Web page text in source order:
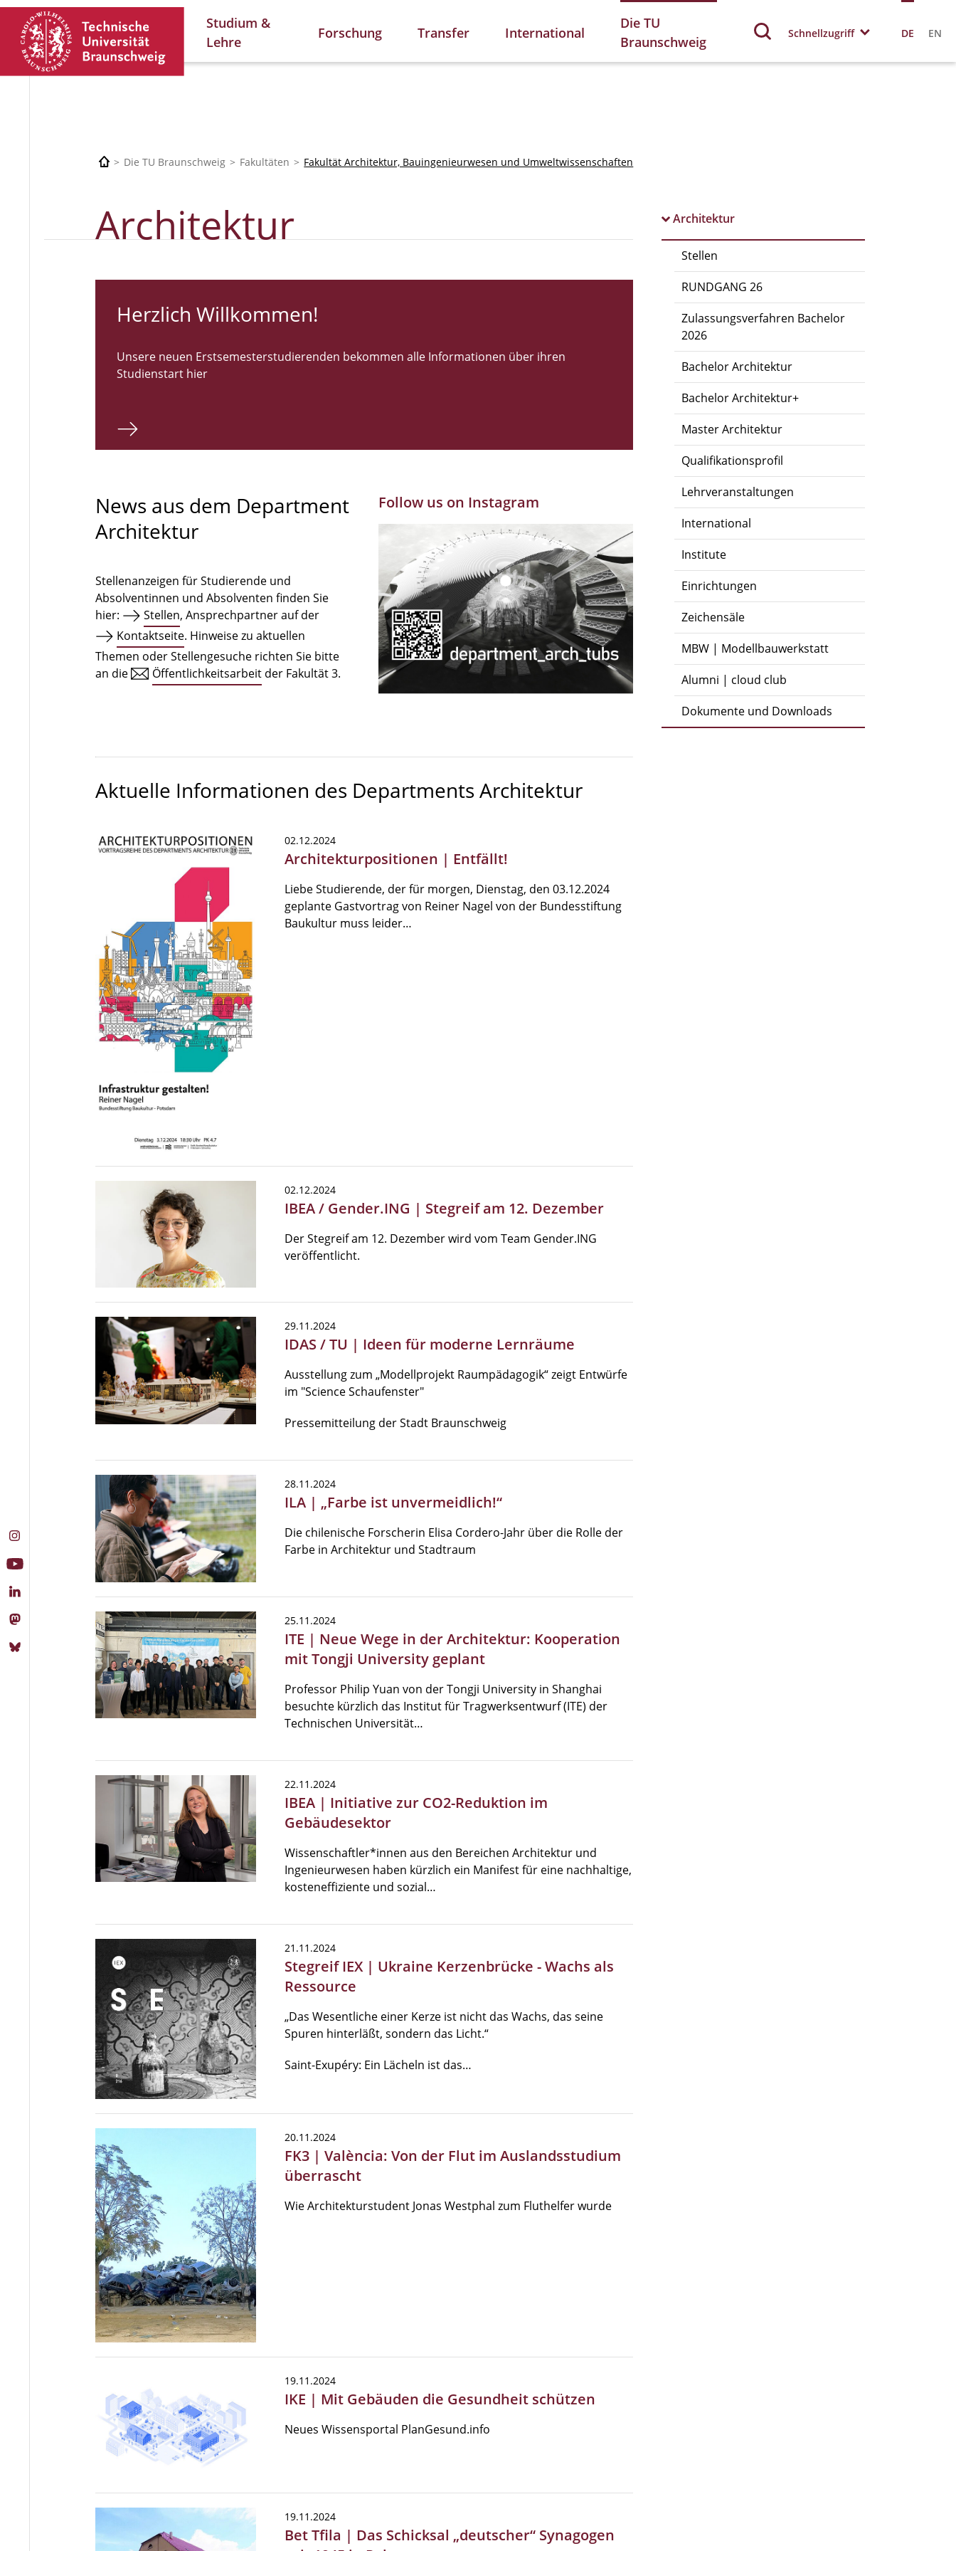
Studium &
Lehre
Forschung Transfer International
Die TU
Braunschweig
Schnellzugriff DE EN
Die TU Braunschweig Fakultäten Fakultät Architektur, Bauingenieurwesen und Umweltwissenschaften
Architektur
Stellen
RUNDGANG 26
Zulassungsverfahren Bachelor
2026
Bachelor Architektur
Bachelor Architektur+
Master Architektur
Qualifikationsprofil
Lehrveranstaltungen
International
Institute
Einrichtungen
Zeichensäle
MBW | Modellbauwerkstatt
Alumni | cloud club
Dokumente und Downloads
Architektur
Herzlich Willkommen!
Unsere neuen Erstsemesterstudierenden bekommen alle Informationen über ihren
Studienstart hier
News aus dem Department
Architektur
Stellenanzeigen für Studierende und
Absolventinnen und Absolventen finden Sie
hier:
Stellen, Ansprechpartner auf der
Kontaktseite. Hinweise zu aktuellen
Themen oder Stellengesuche richten Sie bitte
an die
Öffentlichkeitsarbeit der Fakultät 3.
Follow us on Instagram
Aktuelle Informationen des Departments Architektur
02.12.2024
Architekturpositionen | Entfällt!
Liebe Studierende, der für morgen, Dienstag, den 03.12.2024
geplante Gastvortrag von Reiner Nagel von der Bundesstiftung
Baukultur muss leider…
02.12.2024
IBEA / Gender.ING | Stegreif am 12. Dezember
Der Stegreif am 12. Dezember wird vom Team Gender.ING
veröffentlicht.
29.11.2024
IDAS / TU | Ideen für moderne Lernräume
Ausstellung zum „Modellprojekt Raumpädagogik“ zeigt Entwürfe
im "Science Schaufenster"
Pressemitteilung der Stadt Braunschweig
28.11.2024
ILA | „Farbe ist unvermeidlich!“
Die chilenische Forscherin Elisa Cordero-Jahr über die Rolle der
Farbe in Architektur und Stadtraum
25.11.2024
ITE | Neue Wege in der Architektur: Kooperation
mit Tongji University geplant
Professor Philip Yuan von der Tongji University in Shanghai
besuchte kürzlich das Institut für Tragwerksentwurf (ITE) der
Technischen Universität…
22.11.2024
IBEA | Initiative zur CO2-Reduktion im
Gebäudesektor
Wissenschaftler*innen aus den Bereichen Architektur und
Ingenieurwesen haben kürzlich ein Manifest für eine nachhaltige,
kosteneffiziente und sozial…
21.11.2024
Stegreif IEX | Ukraine Kerzenbrücke - Wachs als
Ressource
„Das Wesentliche einer Kerze ist nicht das Wachs, das seine
Spuren hinterläßt, sondern das Licht.“
Saint-Exupéry: Ein Lächeln ist das…
20.11.2024
FK3 | València: Von der Flut im Auslandsstudium
überrascht
Wie Architekturstudent Jonas Westphal zum Fluthelfer wurde
19.11.2024
IKE | Mit Gebäuden die Gesundheit schützen
Neues Wissensportal PlanGesund.info
19.11.2024
Bet Tfila | Das Schicksal „deutscher“ Synagogen